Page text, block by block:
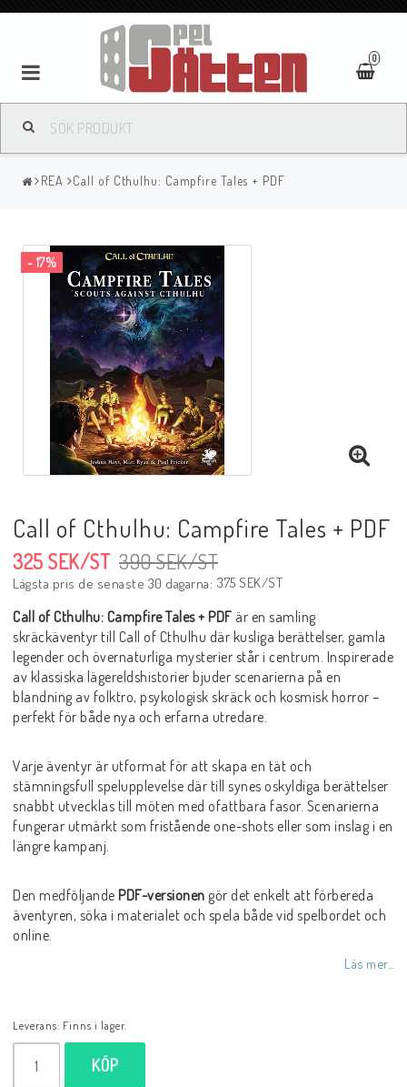
0
REA Call of Cthulhu: Campfire Tales + PDF
- 17%
Call of Cthulhu: Campfire Tales + PDF
390 SEK/ST
325 SEK/ST
Lägsta pris de senaste 30 dagarna 375 SEK/ST
Call of Cthulhu: Campfire Tales + PDF är en samling
skräckäventyr till Call of Cthulhu där kusliga berättelser, gamla
legender och övernaturliga mysterier står i centrum. Inspirerade
av klassiska lägereldshistorier bjuder scenarierna på en
blandning av folktro, psykologisk skräck och kosmisk horror –
perfekt för både nya och erfarna utredare.
Varje äventyr är utformat för att skapa en tät och
stämningsfull spelupplevelse där till synes oskyldiga berättelser
snabbt utvecklas till möten med ofattbara fasor. Scenarierna
fungerar utmärkt som fristående one-shots eller som inslag i en
längre kampanj.
Den medföljande PDF-versionen gör det enkelt att förbereda
äventyren, söka i materialet och spela både vid spelbordet och
online.
Läs mer...
Leverans: Finns i lager.
KÖP